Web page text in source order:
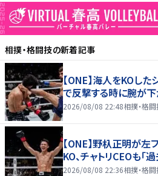
相撲・格闘技の新着記事
【ONE】海人をKOした
で反撃する時に腕が下
2026/08/08 22:48相撲・格闘
【ONE】野杁正明が左
KO、チャトリCEOも「
2026/08/08 22:36相撲・格闘